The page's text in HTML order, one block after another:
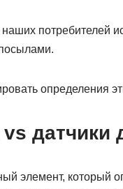
потребителей
определения
датчики
элемент, который